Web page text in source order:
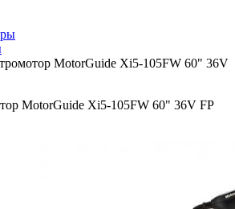
MotorGuide Xi5-105FW 60" 36V
MotorGuide Xi5-105FW 60" 36V FP